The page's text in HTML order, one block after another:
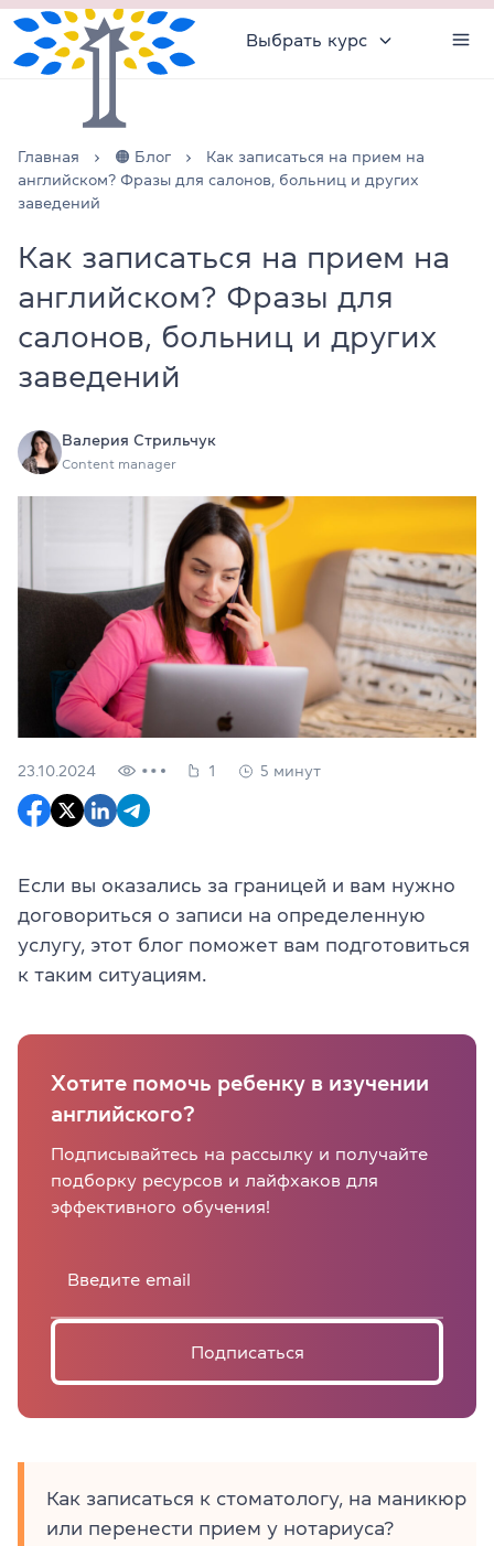
Выбрать курс
Главная 🟠 Блог
Как записаться на прием на
английском? Фразы для салонов, больниц и других
заведений
Как записаться на прием на
английском? Фразы для
салонов, больниц и других
заведений
Валерия Стрильчук
Content manager
23.10.2024 1 5 минут
Если вы оказались за границей и вам нужно
договориться о записи на определенную
услугу, этот блог поможет вам подготовиться
к таким ситуациям.
Хотите помочь ребенку в изучении
английского?
Подписывайтесь на рассылку и получайте
подборку ресурсов и лайфхаков для
эффективного обучения!
Подписаться
Как записаться к стоматологу, на маникюр
или перенести прием у нотариуса?